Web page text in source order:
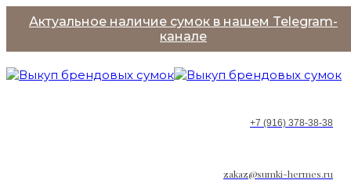
Актуальное наличие сумок в нашем Telegram-
канале
+7 (916) 378-38-38
zakaz@sumki-hermes.ru